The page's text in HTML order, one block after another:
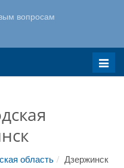
Меню
область Дзержинск